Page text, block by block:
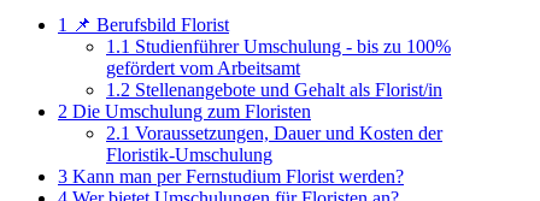
1
📌 Berufsbild Florist
1.1 Studienführer Umschulung - bis zu 100%
gefördert vom Arbeitsamt
1.2 Stellenangebote und Gehalt als Florist/in
2 Die Umschulung zum Floristen
2.1 Voraussetzungen, Dauer und Kosten der
Floristik-Umschulung
3 Kann man per Fernstudium Florist werden?